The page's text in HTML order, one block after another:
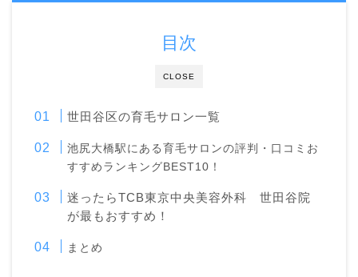
CLOSE
目次
世田谷区の育毛サロン一覧
池尻大橋駅にある育毛サロンの評判・口コミお
すすめラ ンキングBEST10！
迷ったらTCB東京中央美容外科 世田谷院
が最もおすすめ！
まとめ